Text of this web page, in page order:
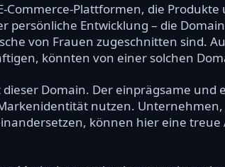
Commerce-Plattformen, die
persönliche Entwicklung – die
von Frauen zugeschnitten sind.
könnten von einer solchen
Domain. Der einprägsame und
nutzen.
können hier eine